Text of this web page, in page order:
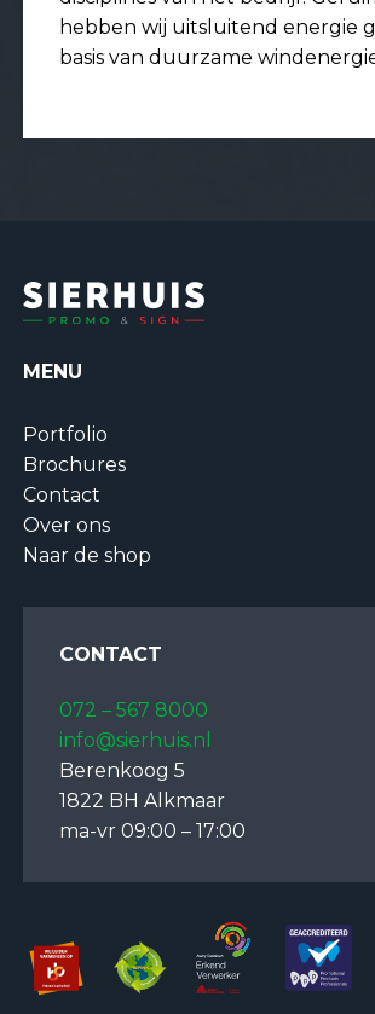
hebben wij uitsluitend energie
basis van duurzame
MENU
Portfolio
Brochures
Contact
Over ons
Naar de shop
CONTACT
072 – 567 8000
info@sierhuis.nl
Berenkoog 5
1822 BH Alkmaar
ma-vr 09:00 – 17:00